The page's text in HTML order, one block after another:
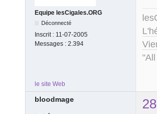
Equipe lesCigales.ORG
Déconnecté
Inscrit : 11-07-2005
Messages : 2.394
le site Web
bloodmage